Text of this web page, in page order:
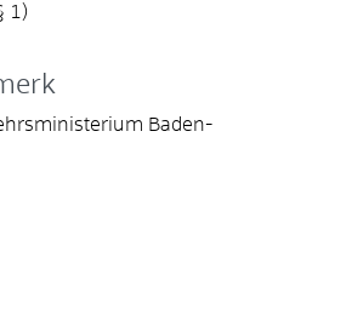
1)
Baden-